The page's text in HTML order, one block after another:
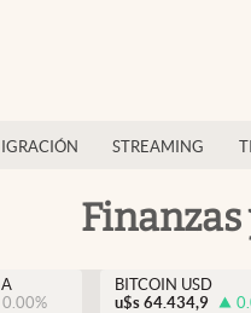
STREAMING
0.00%
BITCOIN USD
u$s 64.434,9